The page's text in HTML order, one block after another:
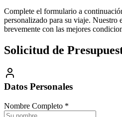
Complete el formulario a
personalizado para su viaje. Nuestro
brevemente con las mejores
Solicitud de
Datos Personales
Nombre Completo *